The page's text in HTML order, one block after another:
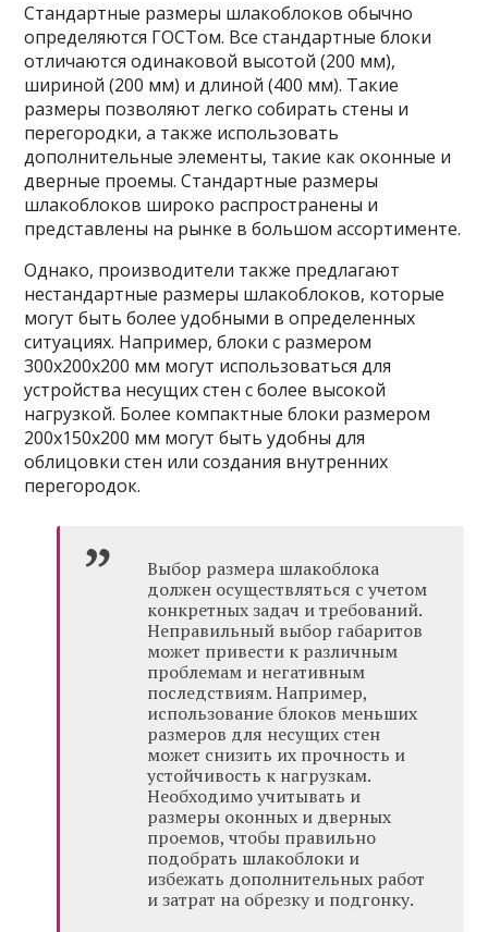
Стандартные размеры шлакоблоков обычно
определяются ГОСТом. Все стандартные блоки
отличаются одинаковой высотой (200 мм),
шириной (200 мм) и длиной (400 мм). Такие
размеры позволяют легко собирать стены и
перегородки, а также использовать
дополнительные элементы, такие как оконные и
дверные проемы. Стандартные размеры
шлакоблоков широко распространены и
представлены на рынке в большом ассортименте.
Однако, производители также предлагают
нестандартные размеры шлакоблоков, которые
могут быть более удобными в определенных
ситуациях. Например, блоки с размером
300х200х200 мм могут использоваться для
устройства несущих стен с более высокой
нагрузкой. Более компактные блоки размером
200х150х200 мм могут быть удобны для
облицовки стен или создания внутренних
перегородок.
Выбор размера шлакоблока
должен осуществляться с учетом
конкретных задач и требований.
Неправильный выбор габаритов
может привести к различным
проблемам и негативным
последствиям. Например,
использование блоков меньших
размеров для несущих стен
может снизить их прочность и
устойчивость к нагрузкам.
Необходимо учитывать и
размеры оконных и дверных
проемов, чтобы правильно
подобрать шлакоблоки и
избежать дополнительных работ
и затрат на обрезку и подгонку.